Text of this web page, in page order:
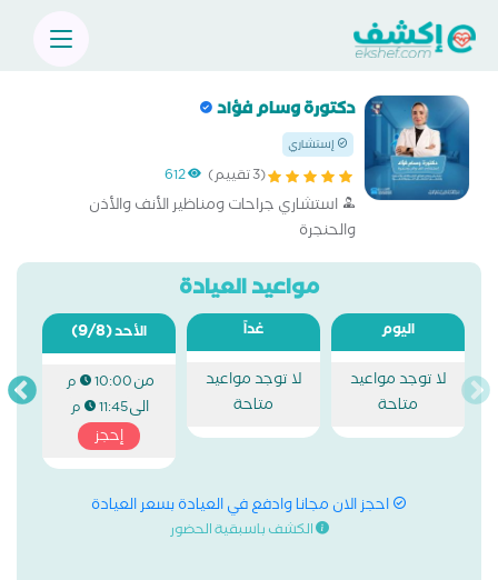
دكتورة وسام فؤاد
إستشاري
(3 تقييم) 612
استشاري جراحات ومناظير الأنف والأذن
والحنجرة
مواعيد العيادة
اليوم
لا توجد مواعيد
متاحة
غداً
لا توجد مواعيد
متاحة
الأحد(9/8)
من10:00 م
الى11:45 م
إحجز
احجز الان مجانا وادفع في العيادة بسعر العيادة
الكشف باسبقية الحضور